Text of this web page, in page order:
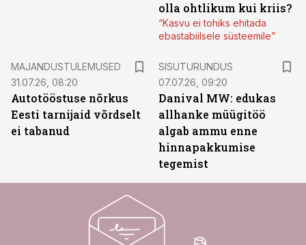
olla ohtlikum kui kriis?
“Kasvu ei tohiks ehitada
ebastabiilsele süsteemile”
MAJANDUSTULEMUSED
31.07.26, 08:20
Autotööstuse nõrkus
Eesti tarnijaid võrdselt
ei tabanud
SISUTURUNDUS
07.07.26, 09:20
Danival MW: edukas
allhanke müügitöö
algab ammu enne
hinnapakkumise
tegemist